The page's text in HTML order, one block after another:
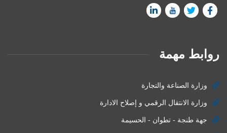
روابط مهمة
وزارة الصناعة والتجارة
وزارة الانتقال الرقمي و إصلاح الادارة
جهة طنجة - تطوان - الحسيمة